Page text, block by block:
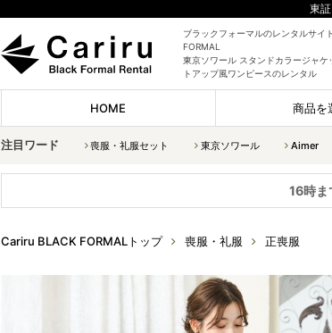
東
ブラックフォーマルのレンタルサイ
FORMAL
東京ソワール スタンドカラージャケ
トアップ風ワンピースのレンタル
HOME 商品を
注目ワード 喪服・礼服セット 東京ソワール Aimer
16時ま
Cariru BLACK FORMALトップ 喪服・礼服 正喪服